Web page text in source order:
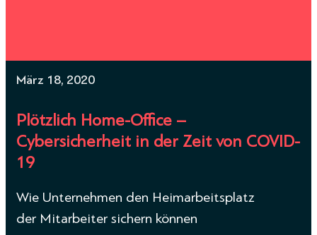
März 18, 2020
Plötzlich Home-Office –
Cybersicherheit in der Zeit von COVID-
19
Wie Unternehmen den Heimarbeitsplatz
der Mitarbeiter sichern können